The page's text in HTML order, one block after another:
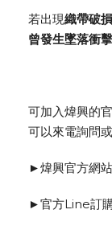
若出現織帶破
曾發生墜落衝擊
可加入煒興的
可以來電詢問
►煒興官方網
►官方Line訂